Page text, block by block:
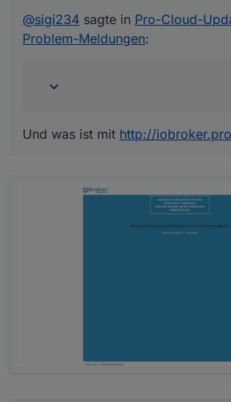
@sigi234 sagte in Pro-Cloud-
Problem-Meldungen:
Und was ist mit http://